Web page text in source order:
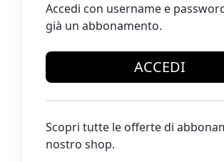
Accedi con username e
già un abbonamento.
ACCEDI
Scopri tutte le offerte di
nostro shop.